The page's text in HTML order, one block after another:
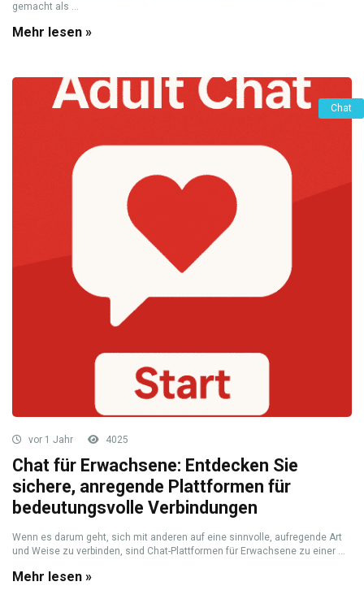
gemacht als ...
Mehr lesen »
Chat
vor 1 Jahr 4025
Chat für Erwachsene: Entdecken Sie
sichere, anregende Plattformen für
bedeutungsvolle Verbindungen
Wenn es darum geht, sich mit anderen auf eine sinnvolle, aufregende Art
und Weise zu verbinden, sind Chat-Plattformen für Erwachsene zu einer ...
Mehr lesen »